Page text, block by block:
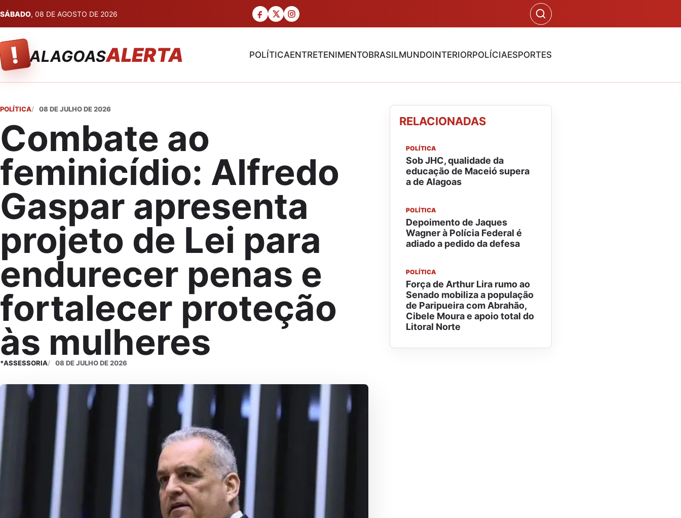
SÁBADO, 08 DE AGOSTO DE 2026
! ALAGOASALERTA POLÍTICAENTRETENIMENTOBRASILMUNDOINTERIORPOLÍCIAESPORTES
POLÍTICA 08 DE JULHO DE 2026
Combate ao
feminicídio: Alfredo
Gaspar apresenta
projeto de Lei para
endurecer penas e
fortalecer proteção
às mulheres
*ASSESSORIA 08 DE JULHO DE 2026
RELACIONADAS
POLÍTICA
Sob JHC, qualidade da
educação de Maceió supera
a de Alagoas
POLÍTICA
Depoimento de Jaques
Wagner à Polícia Federal é
adiado a pedido da defesa
POLÍTICA
Força de Arthur Lira rumo ao
Senado mobiliza a população
de Paripueira com Abrahão,
Cibele Moura e apoio total do
Litoral Norte